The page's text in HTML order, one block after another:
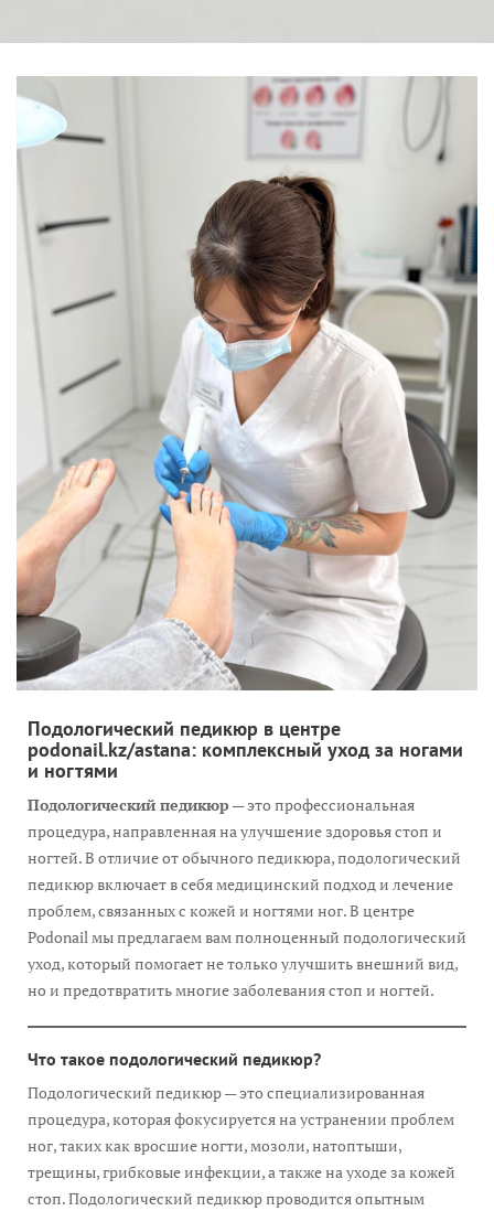
Подологический педикюр в центре
podonail.kz/astana: комплексный уход за ногами
и ногтями
Подологический педикюр — это профессиональная
процедура, направленная на улучшение здоровья стоп и
ногтей. В отличие от обычного педикюра, подологический
педикюр включает в себя медицинский подход и лечение
проблем, связанных с кожей и ногтями ног. В центре
Podonail мы предлагаем вам полноценный подологический
уход, который помогает не только улучшить внешний вид,
но и предотвратить многие заболевания стоп и ногтей.
Что такое подологический педикюр?
Подологический педикюр — это специализированная
процедура, которая фокусируется на устранении проблем
ног, таких как вросшие ногти, мозоли, натоптыши,
трещины, грибковые инфекции, а также на уходе за кожей
стоп. Подологический педикюр проводится опытным